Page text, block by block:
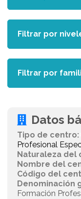
Datos
Tipo de centro:
Profesional
Naturaleza del
Nombre del
Código del
Denominación
Formación
Filtrar por
Filtrar por